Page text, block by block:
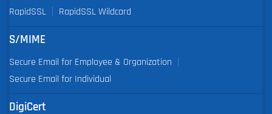
RapidSSL RapidSSL Wildcard
S/MIME
Secure Email for Employee & Organization
Secure Email for Individual
DigiCert